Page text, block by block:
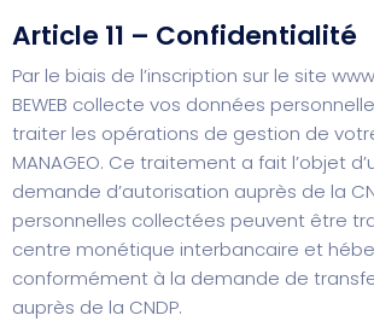
Article 11 – Confidentialité
Par le biais de l’inscription sur le site
BEWEB collecte vos données
traiter les opérations de gestion de
MANAGEO. Ce traitement a fait l’objet
demande d’autorisation auprès de la
personnelles collectées peuvent être
centre monétique interbancaire et
conformément à la demande de
auprès de la CNDP.